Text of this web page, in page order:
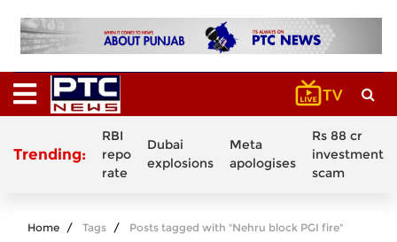
Trending:
RBI
repo
rate
Dubai
explosions
Meta
apologises
Rs 88 cr
investment
scam
Home Tags Posts tagged with "Nehru block PGI fire"